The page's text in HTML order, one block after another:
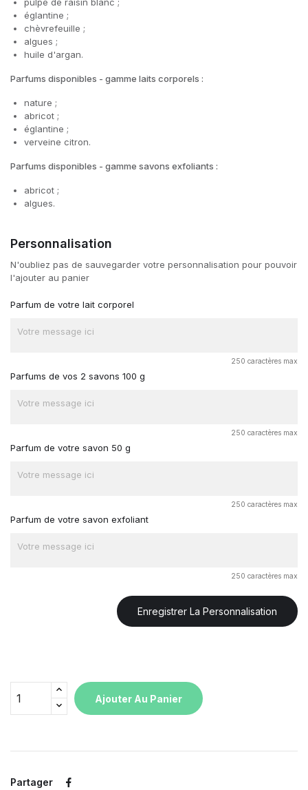
églantine ;
chèvrefeuille ;
algues ;
huile d'argan.
Parfums disponibles - gamme laits corporels :
nature ;
abricot ;
églantine ;
verveine citron.
Parfums disponibles - gamme savons exfoliants :
abricot ;
algues.
Personnalisation
N'oubliez pas de sauvegarder votre personnalisation pour pouvoir
l'ajouter au panier
Parfum de votre lait corporel
250 caractères max
Parfums de vos 2 savons 100 g
250 caractères max
Parfum de votre savon 50 g
250 caractères max
Parfum de votre savon exfoliant
250 caractères max
Enregistrer La Personnalisation
Ajouter Au Panier
Partager